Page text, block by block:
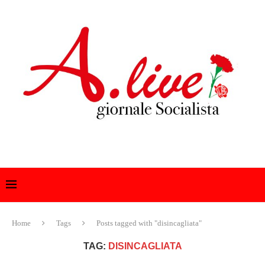
Home Tags Posts tagged with "disincagliata"
TAG: DISINCAGLIATA